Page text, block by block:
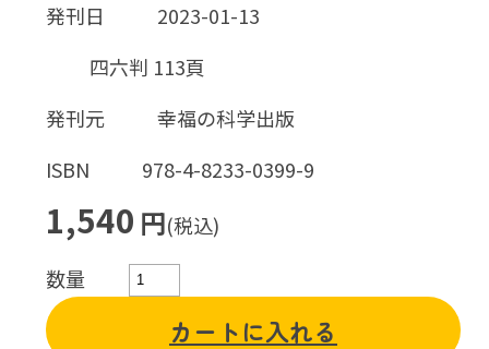
発刊日
2023-01-13
四六判 113頁
発刊元
幸福の科学出版
ISBN
978-4-8233-0399-9
1,540 円(税込)
数量
カートに入れる